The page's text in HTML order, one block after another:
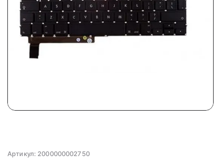
Артикул: 2000000002750